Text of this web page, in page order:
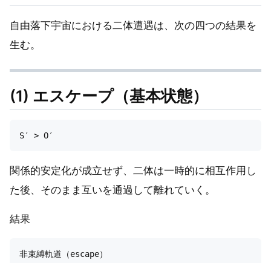
自由落下宇宙における二体遭遇は、次の四つの結果を
生む。
(1) エスケープ（基本状態）
関係的安定化が成立せず、二体は一時的に相互作用し
た後、そのまま互いを通過して離れていく。
結果